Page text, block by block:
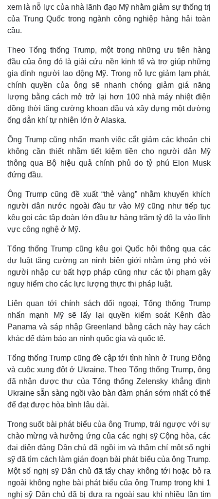
Kinh tế
Bất động sản
Thị trường
Giá vàng
xem là nỗ lực của nhà lãnh đạo Mỹ nhằm giảm sự thống trị
của Trung Quốc trong ngành công nghiệp hàng hải toàn
cầu.
Theo Tổng thống Trump, một trong những ưu tiên hàng
đầu của ông đó là giải cứu nền kinh tế và trợ giúp những
gia đình người lao động Mỹ. Trong nỗ lực giảm lạm phát,
chính quyền của ông sẽ nhanh chóng giảm giá năng
lượng bằng cách mở trở lại hơn 100 nhà máy nhiệt điện
đồng thời tăng cường khoan dầu và xây dựng một đường
ống dẫn khí tự nhiên lớn ở Alaska.
Ông Trump cũng nhấn mạnh việc cắt giảm các khoản chi
không cần thiết nhằm tiết kiệm tiền cho người dân Mỹ
thông qua Bộ hiệu quả chính phủ do tỷ phú Elon Musk
đứng đầu.
Ông Trump cũng đề xuất “thẻ vàng” nhằm khuyến khích
người dân nước ngoài đầu tư vào Mỹ cũng như tiếp tục
kêu gọi các tập đoàn lớn đầu tư hàng trăm tỷ đô la vào lĩnh
vực công nghệ ở Mỹ.
Tổng thống Trump cũng kêu gọi Quốc hội thông qua các
dự luật tăng cường an ninh biên giới nhằm ứng phó với
người nhập cư bất hợp pháp cũng như các tội phạm gây
nguy hiểm cho các lực lượng thực thi pháp luật.
Liên quan tới chính sách đối ngoại, Tổng thống Trump
nhấn mạnh Mỹ sẽ lấy lại quyền kiểm soát Kênh đào
Panama và sáp nhập Greenland bằng cách này hay cách
khác để đảm bảo an ninh quốc gia và quốc tế.
Tổng thống Trump cũng đề cập tới tình hình ở Trung Đông
và cuộc xung đột ở Ukraine. Theo Tổng thống Trump, ông
đã nhận được thư của Tổng thống Zelensky khẳng định
Ukraine sẵn sàng ngồi vào bàn đàm phán sớm nhất có thể
để đạt được hòa bình lâu dài.
Trong suốt bài phát biểu của ông Trump, trái ngược với sự
chào mừng và hưởng ứng của các nghị sỹ Cộng hòa, các
đại diện đảng Dân chủ đã ngồi im và thậm chí một số nghị
sỹ đã tìm cách làm gián đoạn bài phát biểu của ông Trump.
Một số nghị sỹ Dân chủ đã tẩy chay không tới hoặc bỏ ra
ngoài không nghe bài phát biểu của ông Trump trong khi 1
nghị sỹ Dân chủ đã bị đưa ra ngoài sau khi nhiều lần tìm